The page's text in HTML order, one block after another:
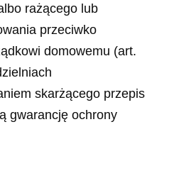
rażącego lub
przeciwko
domowemu (art.
skarżącego przepis
gwarancję ochrony